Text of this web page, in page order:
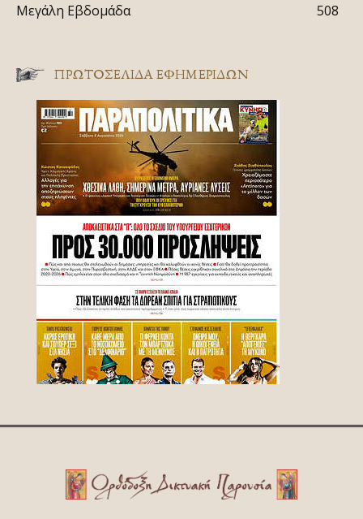
Μεγάλη Εβδομάδα
508
ΠΡΩΤΟΣΈΛΙΔΑ ΕΦΗΜΕΡΊΔΩΝ